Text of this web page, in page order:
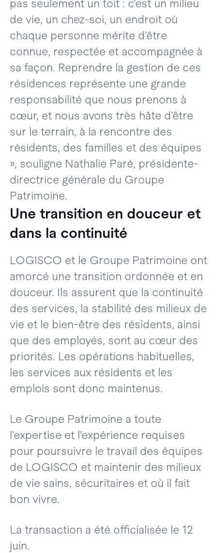
pas seulement un toit : c’est un milieu
de vie, un chez-soi, un endroit où
chaque personne mérite d’être
connue, respectée et accompagnée à
sa façon. Reprendre la gestion de ces
résidences représente une grande
responsabilité que nous prenons à
cœur, et nous avons très hâte d’être
sur le terrain, à la rencontre des
résidents, des familles et des équipes
», souligne Nathalie Paré, présidente-
directrice générale du Groupe
Patrimoine.
Une transition en douceur et
dans la continuité
LOGISCO et le Groupe Patrimoine ont
amorcé une transition ordonnée et en
douceur. Ils assurent que la continuité
des services, la stabilité des milieux de
vie et le bien-être des résidents, ainsi
que des employés, sont au cœur des
priorités. Les opérations habituelles,
les services aux résidents et les
emplois sont donc maintenus.
Le Groupe Patrimoine a toute
l’expertise et l’expérience requises
pour poursuivre le travail des équipes
de LOGISCO et maintenir des milieux
de vie sains, sécuritaires et où il fait
bon vivre.
La transaction a été officialisée le 12
juin.